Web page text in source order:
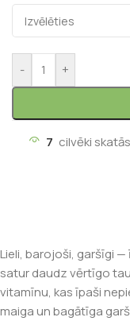
- +
7 cilvēki
Lieli, barojoši, garšīgi —
satur daudz vērtīgo
vitamīnu, kas īpaši
maiga un bagātīga